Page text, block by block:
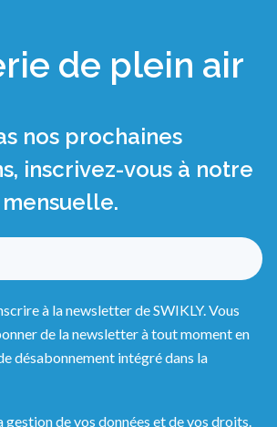
de plein air
nos prochaines
inscrivez-vous à notre
à la newsletter de SWIKLY. Vous
de la newsletter à tout moment en
désabonnement intégré dans la
gestion de vos données et de vos droits.